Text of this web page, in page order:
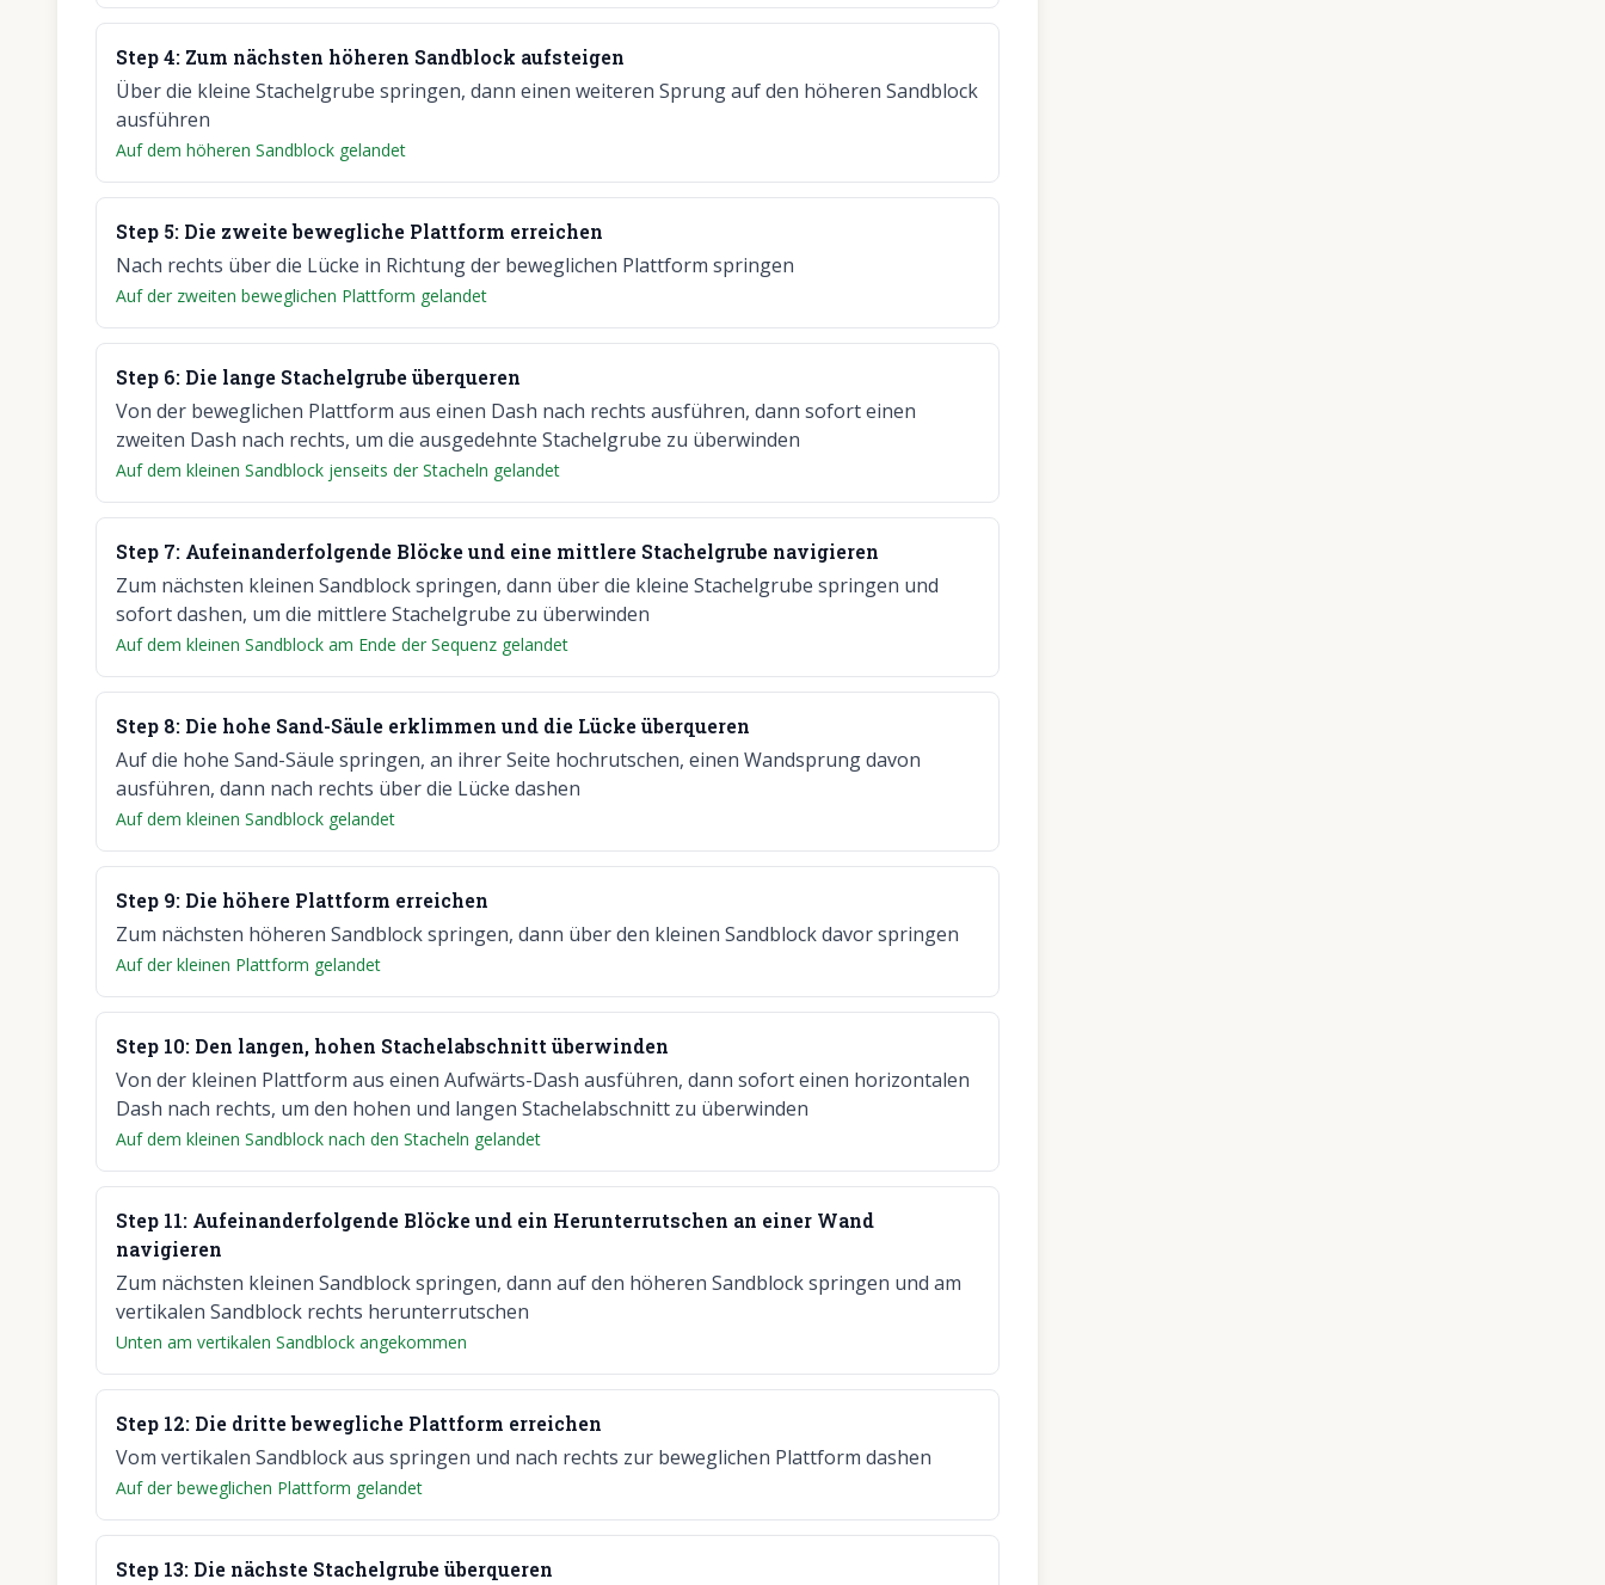
Step4: Zum nächsten höheren Sandblock aufsteigen
Über die kleine Stachelgrube springen, dann einen weiteren Sprung auf den höheren Sandblock
ausführen
Auf dem höheren Sandblock gelandet
Step 5: Die zweite bewegliche Plattform erreichen
Nach rechts über die Lücke in Richtung der beweglichen Plattform springen
Auf der zweiten beweglichen Plattform gelandet
Step 6: Die lange Stachelgrube überqueren
Von der beweglichen Plattform aus einen Dash nach rechts ausführen, dann sofort einen
zweiten Dash nach rechts, um die ausgedehnte Stachelgrube zu überwinden
Auf dem kleinen Sandblock jenseits der Stacheln gelandet
Step 7: Aufeinanderfolgende Blöcke und eine mittlere Stachelgrube navigieren
Zum nächsten kleinen Sandblock springen, dann über die kleine Stachelgrube springen und
sofort dashen, um die mittlere Stachelgrube zu überwinden
Auf dem kleinen Sandblock am Ende der Sequenz gelandet
Step 8: Die hohe Sand-Säule erklimmen und die Lücke überqueren
Auf die hohe Sand-Säule springen, an ihrer Seite hochrutschen, einen Wandsprung davon
ausführen, dann nach rechts über die Lücke dashen
Auf dem kleinen Sandblock gelandet
Step 9: Die höhere Plattform erreichen
Zum nächsten höheren Sandblock springen, dann über den kleinen Sandblock davor springen
Auf der kleinen Plattform gelandet
Step 10: Den langen, hohen Stachelabschnitt überwinden
Von der kleinen Plattform aus einen Aufwärts-Dash ausführen, dann sofort einen horizontalen
Dash nach rechts, um den hohen und langen Stachelabschnitt zu überwinden
Auf dem kleinen Sandblock nach den Stacheln gelandet
Step 11: Aufeinanderfolgende Blöcke und ein Herunterrutschen an einer Wand
navigieren
Zum nächsten kleinen Sandblock springen, dann auf den höheren Sandblock springen und am
vertikalen Sandblock rechts herunterrutschen
Unten am vertikalen Sandblock angekommen
Step 12: Die dritte bewegliche Plattform erreichen
Vom vertikalen Sandblock aus springen und nach rechts zur beweglichen Plattform dashen
Auf der beweglichen Plattform gelandet
Step 13: Die nächste Stachelgrube überqueren